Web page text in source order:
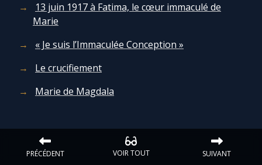
13 juin 1917 à Fatima, le cœur immaculé de
Marie
« Je suis l’Immaculée Conception »
Le crucifiement
Marie de Magdala
PRÉCÉDENT VOIR TOUT SUIVANT